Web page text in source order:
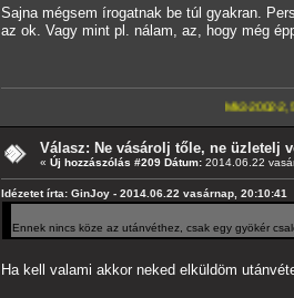
Sajna mégsem írogatnak be túl gyakran.
az ok. Vagy mint pl. nálam, az, hogy még
Mk3-2002-2,5-V6---A4-es
Válasz: Ne vásárolj tőle, ne üzletelj
« Új hozzászólás #209 Dátum: 2014.06.22
Idézetet írta: GinJoy - 2014.06.22 vasárnap, 20:10:41
Ennek nincs köze az utánvéthez, csak egy gyökér
Ha kell valami akkor neked elküldöm